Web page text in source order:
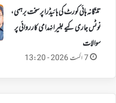
تلنگانہ ہائی کورٹ کی ہائیڈرا پر سخت برہمی،
نوٹس جاری کیے بغیر انہدامی کارروائی پر
سوالات
7 اگست 2026 - 13:20